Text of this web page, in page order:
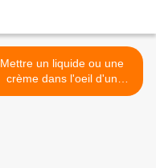
Mettre un liquide ou une
crème dans l'oeil d'un
animal >